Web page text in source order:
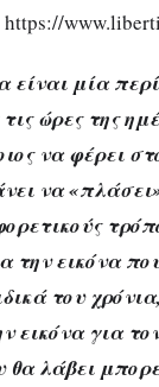
είναι μία
ώρες της
να φέρει
να
την εικόνα
του
εικόνα για
λάβει